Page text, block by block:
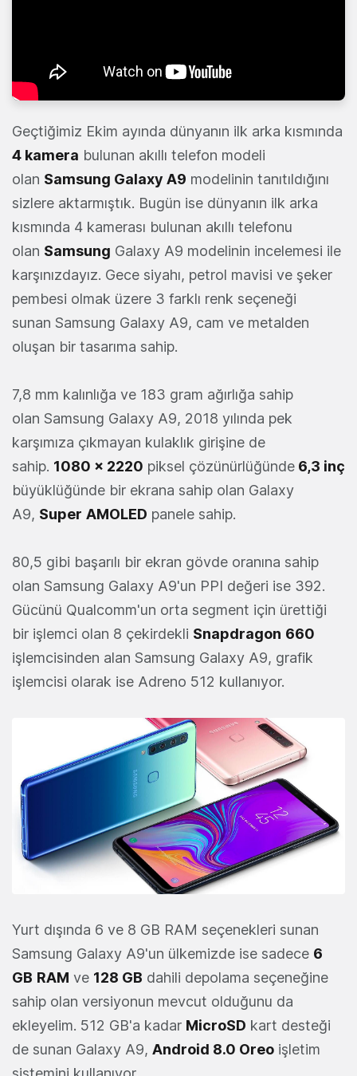
Geçtiğimiz Ekim ayında dünyanın ilk arka kısmında
4 kamera bulunan akıllı telefon modeli
olan Samsung Galaxy A9 modelinin tanıtıldığını
sizlere aktarmıştık. Bugün ise dünyanın ilk arka
kısmında 4 kamerası bulunan akıllı telefonu
olan Samsung Galaxy A9 modelinin incelemesi ile
karşınızdayız. Gece siyahı, petrol mavisi ve şeker
pembesi olmak üzere 3 farklı renk seçeneği
sunan Samsung Galaxy A9, cam ve metalden
oluşan bir tasarıma sahip.
7,8 mm kalınlığa ve 183 gram ağırlığa sahip
olan Samsung Galaxy A9, 2018 yılında pek
karşımıza çıkmayan kulaklık girişine de
sahip. 1080 x 2220 piksel çözünürlüğünde 6,3 inç
büyüklüğünde bir ekrana sahip olan Galaxy
A9, Super AMOLED panele sahip.
80,5 gibi başarılı bir ekran gövde oranına sahip
olan Samsung Galaxy A9'un PPI değeri ise 392.
Gücünü Qualcomm'un orta segment için ürettiği
bir işlemci olan 8 çekirdekli Snapdragon 660
işlemcisinden alan Samsung Galaxy A9, grafik
işlemcisi olarak ise Adreno 512 kullanıyor.
Yurt dışında 6 ve 8 GB RAM seçenekleri sunan
Samsung Galaxy A9'un ülkemizde ise sadece 6
GB RAM ve 128 GB dahili depolama seçeneğine
sahip olan versiyonun mevcut olduğunu da
ekleyelim. 512 GB'a kadar MicroSD kart desteği
de sunan Galaxy A9, Android 8.0 Oreo işletim